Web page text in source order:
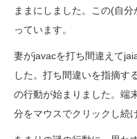
ままにしました。この(自
っています。
妻がjavacを打ち間違えて
した。打ち間違いを指摘す
の行動が始まりました。端
分をマウスでクリックし続